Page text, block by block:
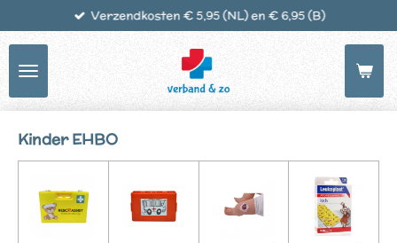
de
hoofdinhoud
Verzendkosten € 5,95 (NL) en € 6,95 (B)
Kinder EHBO